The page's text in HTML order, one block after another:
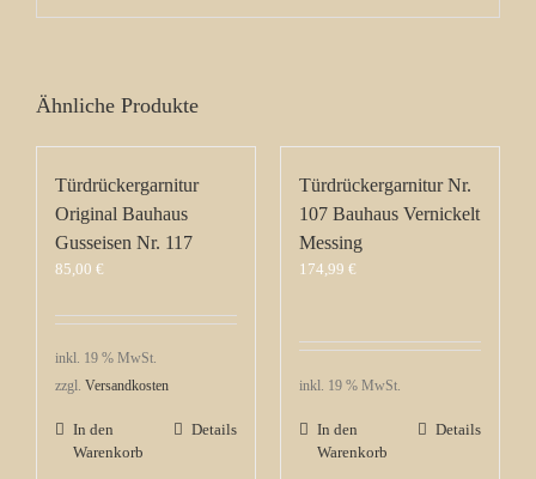
Ähnliche Produkte
Türdrückergarnitur
Original Bauhaus
Gusseisen Nr. 117
85,00 €
inkl. 19 % MwSt.
zzgl. Versandkosten
In den
Warenkorb
Details
Türdrückergarnitur Nr.
107 Bauhaus Vernickelt
Messing
174,99 €
inkl. 19 % MwSt.
In den
Warenkorb
Details